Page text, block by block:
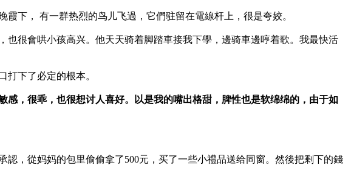
下， 有一群热烈的鸟儿飞過，它們驻留在電線杆上，很是夸姣。
很會哄小孩高兴。他天天骑着脚踏車接我下學，邊骑車邊哼着歌。我最快活
打下了必定的根本。
，很乖，也很想讨人喜好。以是我的嘴出格甜，脾性也是软绵绵的，由于如
，從妈妈的包里偷偷拿了500元，买了一些小禮品送给同窗。然後把剩下的錢